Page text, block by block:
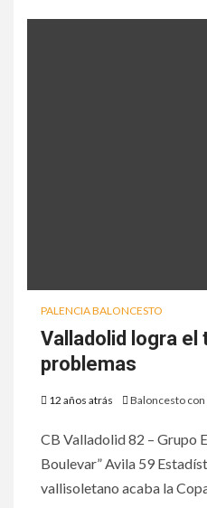
PALENCIA BALONCESTO
Valladolid logra
problemas
12 años atrás Baloncesto con
CB Valladolid 82 – Grupo
Boulevar” Avila 59
vallisoletano acaba la